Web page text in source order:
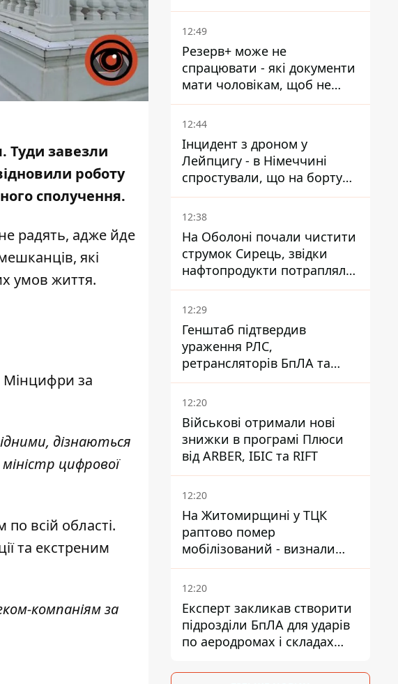
Туди завезли
роботу
сполучення.
радять, адже йде
які
умов життя.
Мінцифри за
дізнаються
цифрової
всій області.
та екстреним
компаніям за
смерті у вʼязниці, де його
катували та робили інʼєкції
12:49
Резерв+ може не
спрацювати - які документи
мати чоловікам, щоб не
потрапити до ТЦК
12:44
Інцидент з дроном у
Лейпцигу - в Німеччині
спростували, що на борту
українського літака були
зброя та боєприпаси
12:38
На Оболоні почали чистити
струмок Сирець, звідки
нафтопродукти потрапляли
до озер
12:29
Генштаб підтвердив
ураження РЛС,
ретрансляторів БпЛА та
інших військових об'єктів
РФ у Криму й на півдні
12:20
Військові отримали нові
знижки в програмі Плюси
від ARBER, ІБІС та RIFT
12:20
На Житомирщині у ТЦК
раптово помер
мобілізований - визнали
придатним і одразу ж
зупинилося серце
12:20
Експерт закликав створити
підрозділи БпЛА для ударів
по аеродромах і складах